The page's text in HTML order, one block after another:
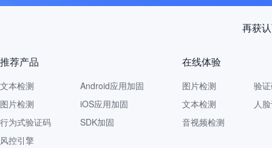
再获
推荐产品
文本检测
图片检测
行为式验证码
风控引擎
Android应用加固
iOS应用加固
SDK加固
在线体验
图片检测
文本检测
音视频检测
验
人